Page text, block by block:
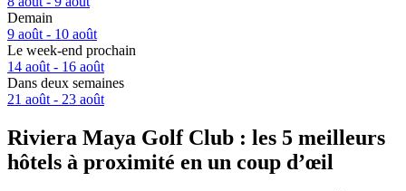
Demain
9 août - 10 août
Le week-end prochain
14 août - 16 août
Dans deux semaines
21 août - 23 août
Riviera Maya Golf Club : les 5 meilleurs
hôtels à proximité en un coup d’œil